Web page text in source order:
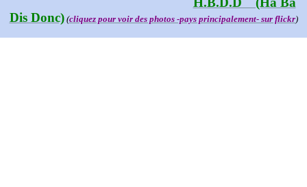
Dis Donc)(cliquez pour voir des photos -pays principalement- sur flickr)